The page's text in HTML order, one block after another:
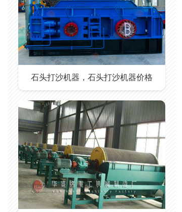
石头打沙机器，石头打沙机器价格